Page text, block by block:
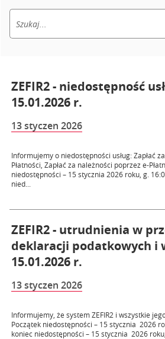
ZEFIR2 - niedostępność
15.01.2026 r.
13 styczen 2026
Informujemy o niedostępności usług: Zapłać
Płatności, Zapłać za należności poprzez e-
niedostępności – 15 stycznia 2026 roku, g.
nied...
ZEFIR2 - utrudnienia w
deklaracji podatkowych i
15.01.2026 r.
13 styczen 2026
Informujemy, że system ZEFIR2 i wszystkie
Początek niedostępności – 15 stycznia 2026
koniec niedostępności – 15 stycznia 2026 roku,